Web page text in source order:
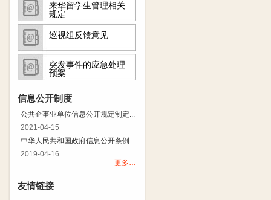
来华留学生管理相关
规定
巡视组反馈意见
突发事件的应急处理
预案
信息公开制度
公共企事业单位信息公开规定制定...
2021-04-15
中华人民共和国政府信息公开条例
2019-04-16
更多…
友情链接